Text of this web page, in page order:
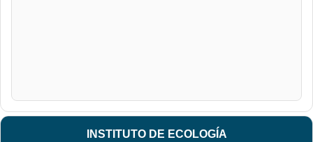
INSTITUTO DE ECOLOGÍA